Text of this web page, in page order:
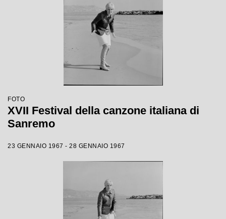
FOTO
XVII Festival della canzone italiana di
Sanremo
23 GENNAIO 1967 - 28 GENNAIO 1967